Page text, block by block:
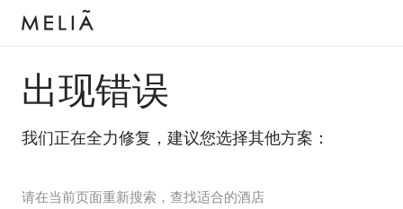
出现错误
我们正在全力修复，建议您选择其他方案：
请在当前页面重新搜索，查找适合的酒店